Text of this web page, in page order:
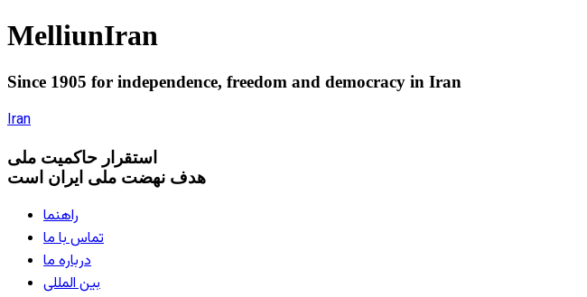
MelliunIran
Since 1905 for independence, freedom and democracy in Iran
Iran
استقرار حاکميت ملی
هدف نهضت ملی ایران است
راهنما
تماس با ما
درباره ما
بین المللی